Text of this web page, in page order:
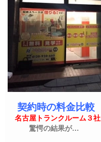
契約時の料金比較
名古屋トランクルーム３社
驚愕の結果が…